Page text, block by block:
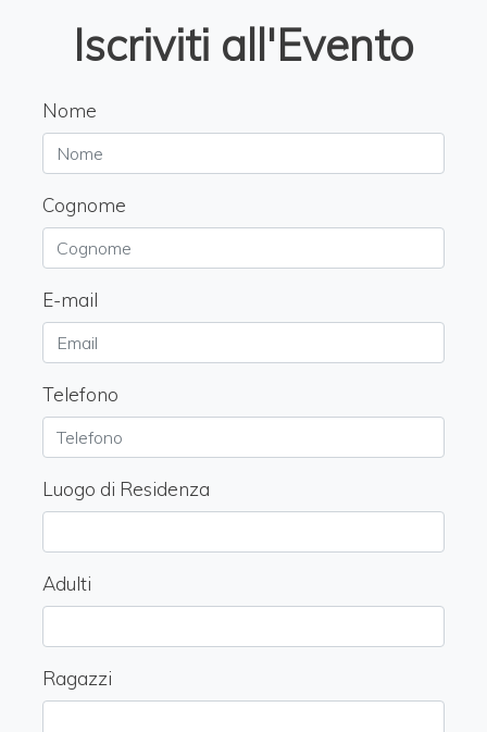
Iscriviti all'Evento
Nome
Cognome
E-mail
Telefono
Luogo di Residenza
Adulti
Ragazzi